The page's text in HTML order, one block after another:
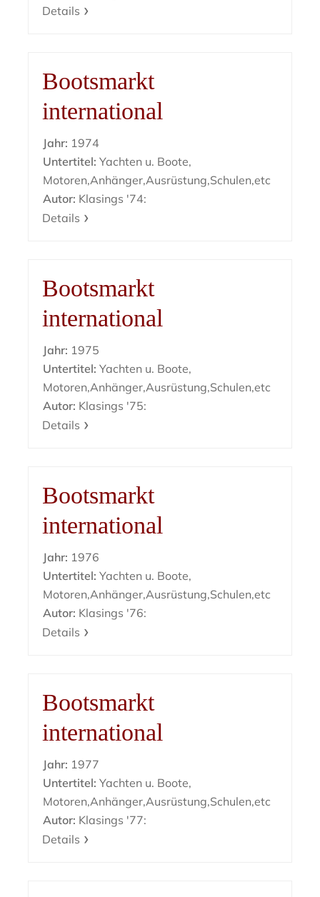
Details
Bootsmarkt
international
Jahr: 1974
Untertitel: Yachten u. Boote,
Motoren,Anhänger,Ausrüstung,Schulen,etc
Autor: Klasings '74:
Details
Bootsmarkt
international
Jahr: 1975
Untertitel: Yachten u. Boote,
Motoren,Anhänger,Ausrüstung,Schulen,etc
Autor: Klasings '75:
Details
Bootsmarkt
international
Jahr: 1976
Untertitel: Yachten u. Boote,
Motoren,Anhänger,Ausrüstung,Schulen,etc
Autor: Klasings '76:
Details
Bootsmarkt
international
Jahr: 1977
Untertitel: Yachten u. Boote,
Motoren,Anhänger,Ausrüstung,Schulen,etc
Autor: Klasings '77:
Details